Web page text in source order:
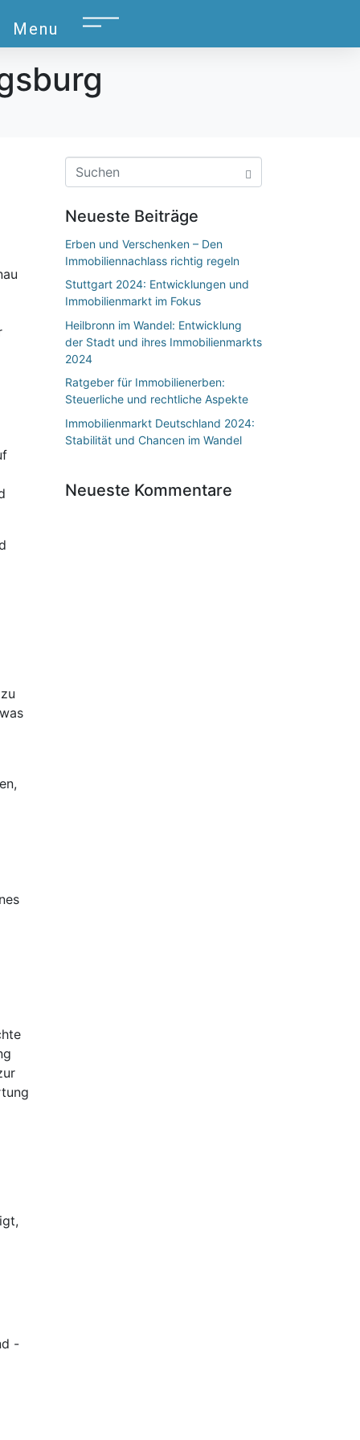
Menu
-
Neueste Beiträge
Erben und Verschenken – Den
Immobiliennachlass richtig regeln
Stuttgart 2024: Entwicklungen und
Immobilienmarkt im Fokus
Heilbronn im Wandel: Entwicklung
der Stadt und ihres Immobilienmarkts
2024
Ratgeber für Immobilienerben:
Steuerliche und rechtliche Aspekte
Immobilienmarkt Deutschland 2024:
Stabilität und Chancen im Wandel
Neueste Kommentare